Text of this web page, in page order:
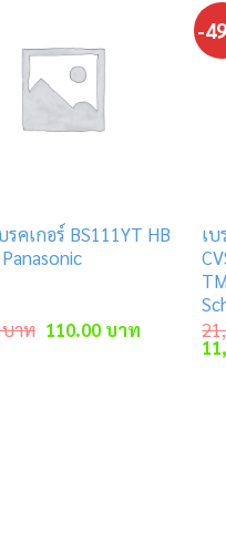
รคเกอร์ BS111YT HB
าท Original
price
110.00บาทCurrent
price
-
เบ